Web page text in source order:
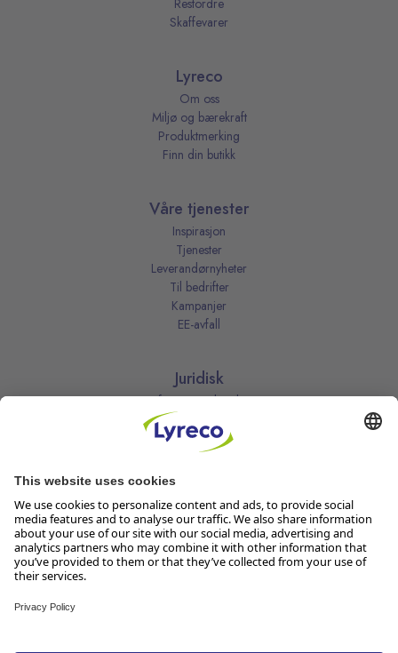
Restordre
Skaffevarer
Lyreco
Om oss
Miljø og bærekraft
Produktmerking
Finn din butikk
Våre tjenester
Inspirasjon
Tjenester
Leverandørnyheter
Til bedrifter
Kampanjer
EE-avfall
Juridisk
Informasjonskapsler
Kjøpsbetingelser
Personvernerklæring
Vilkår
Vilkår for kundeklubben
Åpenhetsloven
Endre dine personvernsinnstillinger